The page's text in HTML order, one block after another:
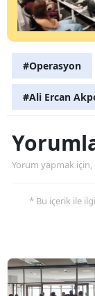
#Operasyon
#Ali Ercan
Yorum yapmak için,
* Bu içerik ile